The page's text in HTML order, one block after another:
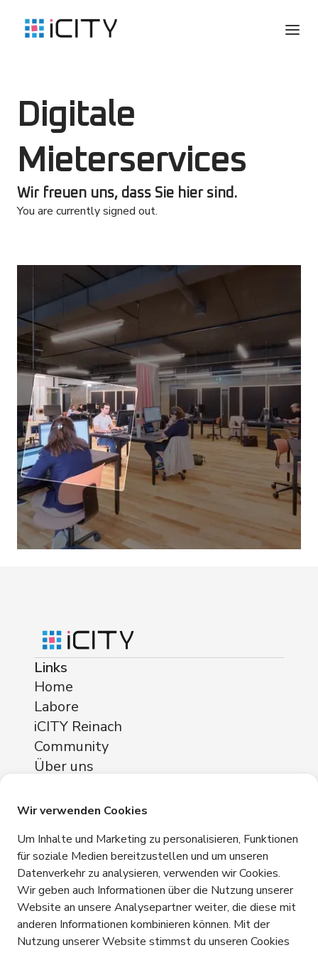
Digitale
Mieterservices
Wir freuen uns, dass Sie hier sind.
You are currently signed out.
Links
Home
Labore
iCITY Reinach
Community
Über uns
iCITY Reinach
Neuhofstrasse 11
4153 Reinach
Kontakt
+41 76 365 81 03
info@icity.swiss
Kontakt aufnehmen
Wir verwenden Cookies
Um Inhalte und Marketing zu personalisieren, Funktionen
für soziale Medien bereitzustellen und um unseren
Datenverkehr zu analysieren, verwenden wir Cookies.
Wir geben auch Informationen über die Nutzung unserer
Website an unsere Analysepartner weiter, die diese mit
anderen Informationen kombinieren können. Mit der
Nutzung unserer Website stimmst du unseren Cookies